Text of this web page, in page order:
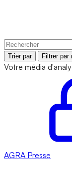
Trier par Filtrer par
Votre média
AGRA Presse